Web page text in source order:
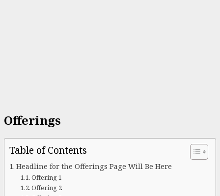
Offerings
Table of Contents
Headline for the Offerings Page Will Be Here
Offering 1
Offering 2